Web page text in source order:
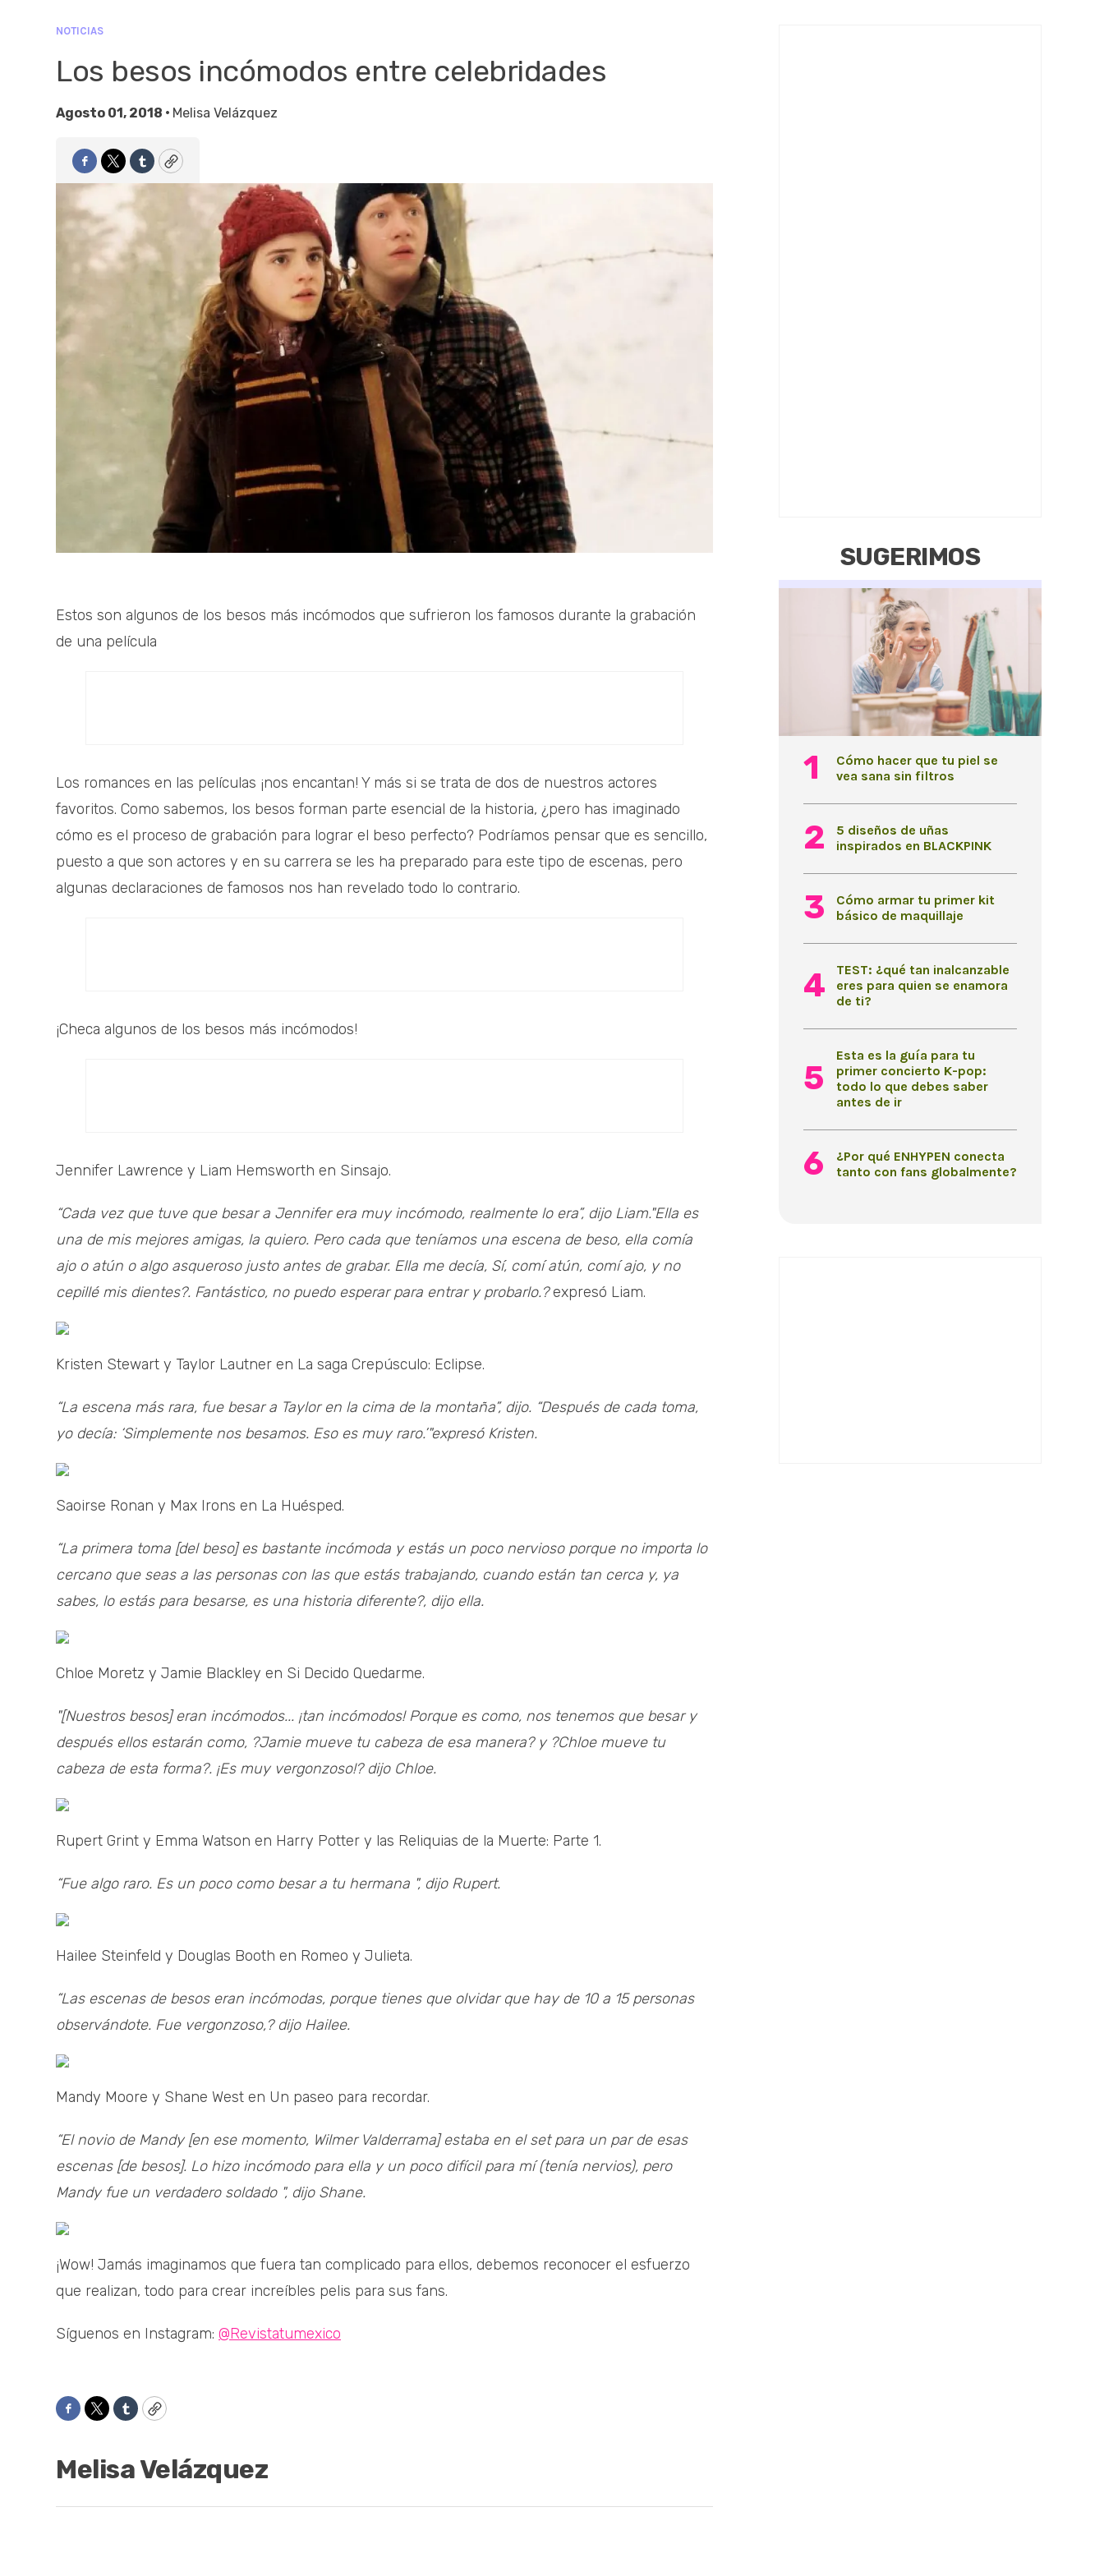
NOTICIAS
Los besos incómodos entre celebridades
Agosto 01, 2018 • Melisa Velázquez
Facebook
TwitterTumblrCopy
Estos son algunos de los besos más incómodos que sufrieron los famosos durante la grabación
de una película
Los romances en las películas ¡nos encantan! Y más si se trata de dos de nuestros actores
favoritos. Como sabemos, los besos forman parte esencial de la historia, ¿pero has imaginado
cómo es el proceso de grabación para lograr el beso perfecto? Podríamos pensar que es sencillo,
puesto a que son actores y en su carrera se les ha preparado para este tipo de escenas, pero
algunas declaraciones de famosos nos han revelado todo lo contrario.
¡Checa algunos de los besos más incómodos!
Jennifer Lawrence y Liam Hemsworth en Sinsajo.
“Cada vez que tuve que besar a Jennifer era muy incómodo, realmente lo era”, dijo Liam."Ella es
una de mis mejores amigas, la quiero. Pero cada que teníamos una escena de beso, ella comía
ajo o atún o algo asqueroso justo antes de grabar. Ella me decía, Sí, comí atún, comí ajo, y no
cepillé mis dientes?. Fantástico, no puedo esperar para entrar y probarlo.?expresó Liam.
Kristen Stewart y Taylor Lautner en La saga Crepúsculo: Eclipse.
“La escena más rara, fue besar a Taylor en la cima de la montaña”, dijo. “Después de cada toma,
yo decía: ‘Simplemente nos besamos. Eso es muy raro.’"expresó Kristen.
Saoirse Ronan y Max Irons en La Huésped.
“La primera toma [del beso] es bastante incómoda y estás un poco nervioso porque no importa lo
cercano que seas a las personas con las que estás trabajando, cuando están tan cerca y, ya
sabes, lo estás para besarse, es una historia diferente?, dijo ella.
Chloe Moretz y Jamie Blackley en Si Decido Quedarme.
"[Nuestros besos] eran incómodos... ¡tan incómodos! Porque es como, nos tenemos que besar y
después ellos estarán como, ?Jamie mueve tu cabeza de esa manera? y ?Chloe mueve tu
cabeza de esta forma?. ¡Es muy vergonzoso!? dijo Chloe.
Rupert Grint y Emma Watson en Harry Potter y las Reliquias de la Muerte: Parte 1.
“Fue algo raro. Es un poco como besar a tu hermana ", dijo Rupert.
Hailee Steinfeld y Douglas Booth en Romeo y Julieta.
“Las escenas de besos eran incómodas, porque tienes que olvidar que hay de 10 a 15 personas
observándote. Fue vergonzoso,? dijo Hailee.
Mandy Moore y Shane West en Un paseo para recordar.
“El novio de Mandy [en ese momento, Wilmer Valderrama] estaba en el set para un par de esas
escenas [de besos]. Lo hizo incómodo para ella y un poco difícil para mí (tenía nervios), pero
Mandy fue un verdadero soldado ", dijo Shane.
¡Wow! Jamás imaginamos que fuera tan complicado para ellos, debemos reconocer el esfuerzo
que realizan, todo para crear increíbles pelis para sus fans.
Síguenos en Instagram: @Revistatumexico
Facebook
TwitterTumblrCopy
Melisa Velázquez
SUGERIMOS
Cómo hacer que tu piel se
vea sana sin filtros
5 diseños de uñas
inspirados en BLACKPINK
Cómo armar tu primer kit
básico de maquillaje
TEST: ¿qué tan inalcanzable
eres para quien se enamora
de ti?
Esta es la guía para tu
primer concierto K-pop:
todo lo que debes saber
antes de ir
¿Por qué ENHYPEN conecta
tanto con fans globalmente?